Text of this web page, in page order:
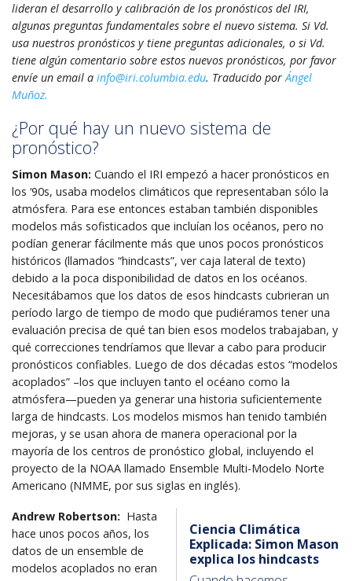
lideran el desarrollo y calibración de los pronósticos del IRI,
algunas preguntas fundamentales sobre el nuevo sistema. Si Vd.
usa nuestros pronósticos y tiene preguntas adicionales, o si Vd.
tiene algún comentario sobre estos nuevos pronósticos, por favor
envíe un email a info@iri.columbia.edu. Traducido porÁngel
Muñoz.
¿Por qué hay un nuevo sistema de
pronóstico?
Simon Mason: Cuando el IRI empezó a hacer pronósticos en
los ‘90s, usaba modelos climáticos que representaban sólo la
atmósfera. Para ese entonces estaban también disponibles
modelos más sofisticados que incluían los océanos, pero no
podían generar fácilmente más que unos pocos pronósticos
históricos (llamados “hindcasts”, ver caja lateral de texto)
debido a la poca disponibilidad de datos en los océanos.
Necesitábamos que los datos de esos hindcasts cubrieran un
período largo de tiempo de modo que pudiéramos tener una
evaluación precisa de qué tan bien esos modelos trabajaban, y
qué correcciones tendríamos que llevar a cabo para producir
pronósticos confiables. Luego de dos décadas estos “modelos
acoplados” –los que incluyen tanto el océano como la
atmósfera—pueden ya generar una historia suficientemente
larga de hindcasts. Los modelos mismos han tenido también
mejoras, y se usan ahora de manera operacional por la
mayoría de los centros de pronóstico global, incluyendo el
proyecto de la NOAA llamado Ensemble Multi-Modelo Norte
Americano (NMME, por sus siglas en inglés).
Ciencia Climática
Explicada: Simon Mason
explica los hindcasts
Andrew Robertson: Hasta
hace unos pocos años, los
datos de un ensemble de
modelos acoplados no eran